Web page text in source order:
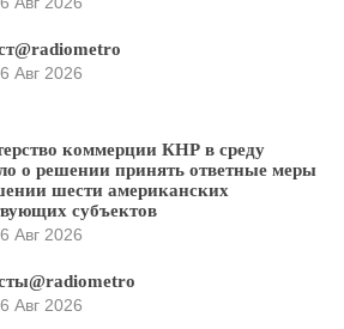
Авг 2026
коммерции КНР в среду
о решении принять ответные меры
шести американских
субъектов
Авг 2026
Авг 2026